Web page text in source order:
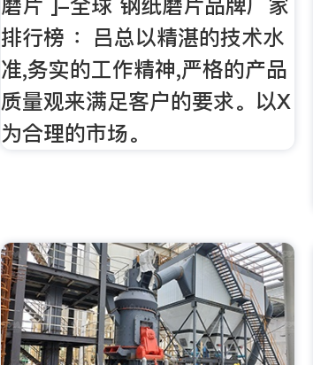
磨片 ]-全球 钢纸磨片品牌厂家
排行榜 ：吕总以精湛的技术水
准,务实的工作精神,严格的产品
质量观来满足客户的要求。以X
为合理的市场。